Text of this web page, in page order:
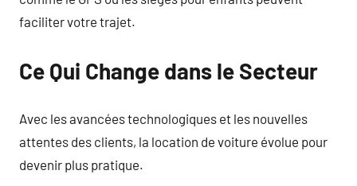
faciliter votre trajet.
Ce Qui Change dans le Secteur
Avec les avancées technologiques et les nouvelles
attentes des clients, la location de voiture évolue pour
devenir plus pratique.